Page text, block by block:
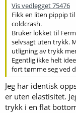
Vis vedlegget 75476
Fikk en liten pippip
coldcrash.
Bruker lokket til
selvsagt uten trykk.
utligning av trykk
Egentlig ikke helt
fort tømme seg ved
Jeg har identisk
er uten elastisitet.
trykk i en flat